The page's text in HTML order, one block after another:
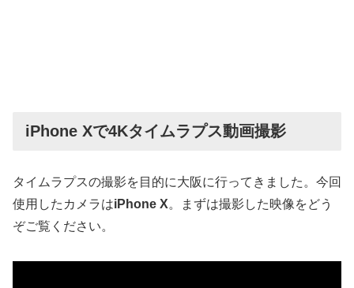
iPhone Xで4Kタイムラプス動画撮影
タイムラプスの撮影を目的に大阪に行ってきました。今回
使用したカメラはiPhone X。まずは撮影した映像をどう
ぞご覧ください。